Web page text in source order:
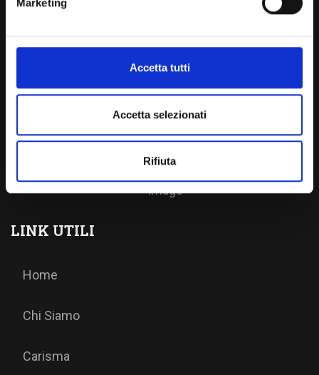
Marketing
Accetta tutti
Accetta selezionati
Rifiuta
SORELLE DEI POVERI DI S. CATERINA DA
SIENA
Caterina da Siena nasce a Siena nel 1974
LINK UTILI
Home
Chi Siamo
Carisma